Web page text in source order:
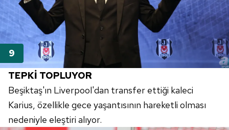
TEPKİ TOPLUYOR
Beşiktaş'ın Liverpool'dan transfer ettiği kaleci
Karius, özellikle gece yaşantısının hareketli olması
nedeniyle eleştiri alıyor.